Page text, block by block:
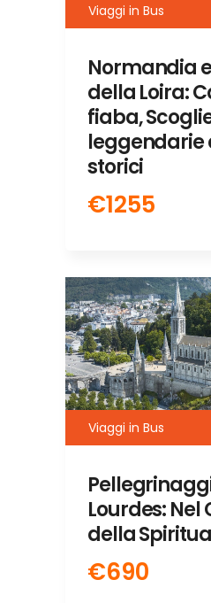
Viaggi in Bus
Normandia
della Loira:
fiaba,
leggendarie
storici
€1255
Viaggi in Bus
Lourdes: Nel
della
€690